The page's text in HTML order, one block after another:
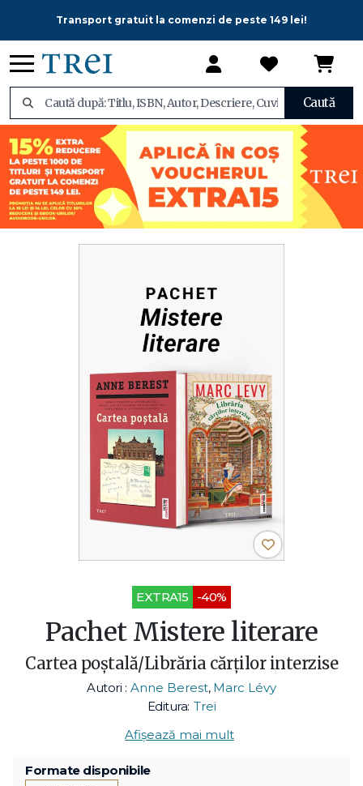
Transport gratuit la comenzi de peste 149 lei!
Caută
EXTRA15 -40%
Pachet Mistere literare
Cartea poștală/Librăria cărților interzise
Autori : Anne Berest, Marc Lévy
Editura: Trei
Afișează mai mult
Formate disponibile